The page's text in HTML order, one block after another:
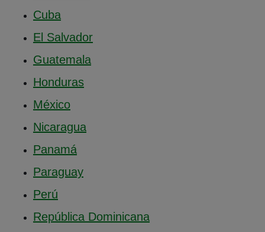
Cuba
El Salvador
Guatemala
Honduras
México
Nicaragua
Panamá
Paraguay
Perú
República Dominicana